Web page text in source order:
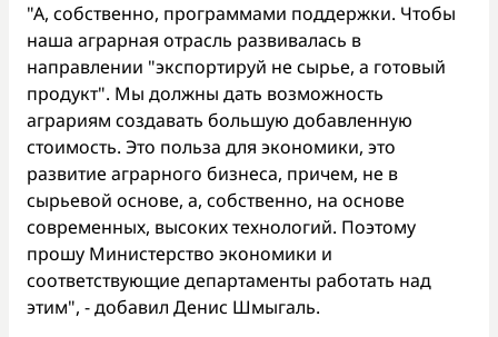
"А, собственно, программами поддержки. Чтобы
наша аграрная отрасль развивалась в
направлении "экспортируй не сырье, а готовый
продукт". Мы должны дать возможность
аграриям создавать большую добавленную
стоимость. Это польза для экономики, это
развитие аграрного бизнеса, причем, не в
сырьевой основе, а, собственно, на основе
современных, высоких технологий. Поэтому
прошу Министерство экономики и
соответствующие департаменты работать над
этим", - добавил Денис Шмыгаль.